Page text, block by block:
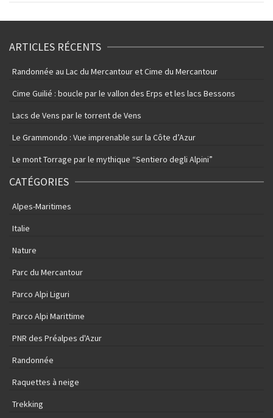
ARTICLES RÉCENTS
Randonnée au Lac du Mercantour et Cime du Mercantour
Cime Guilié : boucle par le vallon des Erps et les lacs Bessons
Lacs de Vens par le torrent de Vens
Le Grammondo : Vue imprenable sur la Côte d’Azur
Le mont Torrage par le mythique “Sentiero degli Alpini”
CATÉGORIES
Alpes-Maritimes
Italie
Nature
Parc du Mercantour
Parco Alpi Liguri
Parco Alpi Marittime
PNR des Préalpes d'Azur
Randonnée
Raquettes à neige
Trekking